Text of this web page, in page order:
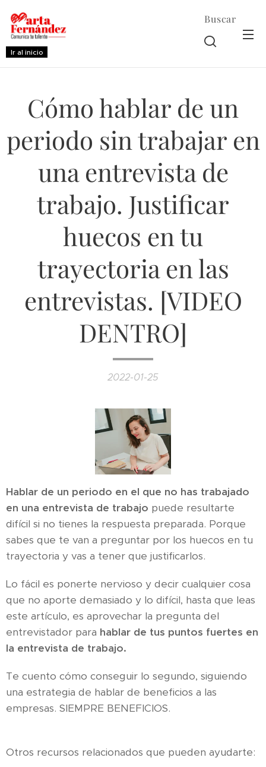
Ir al inicio
Buscar
Cómo hablar de un
periodo sin trabajar en
una entrevista de
trabajo. Justificar
huecos en tu
trayectoria en las
entrevistas. [VIDEO
DENTRO]
2022-01-25
Hablar de un periodo en el que no has trabajado
en una entrevista de trabajo puede resultarte
difícil si no tienes la respuesta preparada. Porque
sabes que te van a preguntar por los huecos en tu
trayectoria y vas a tener que justificarlos.
Lo fácil es ponerte nervioso y decir cualquier cosa
que no aporte demasiado y lo difícil, hasta que leas
este artículo, es aprovechar la pregunta del
entrevistador para hablar de tus puntos fuertes en
la entrevista de trabajo.
Te cuento cómo conseguir lo segundo, siguiendo
una estrategia de hablar de beneficios a las
empresas. SIEMPRE BENEFICIOS.
Otros recursos relacionados que pueden ayudarte: